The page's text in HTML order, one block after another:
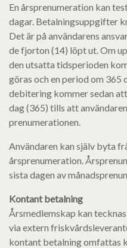
En årsprenumeration kan
dagar. Betalningsuppgifter
Det är på användarens
de fjorton (14) löpt ut. Om
den utsatta tidsperioden
göras och en period om 365
debitering kommer sedan
dag (365) tills att
prenumerationen.
Användaren kan själv byta
årsprenumeration.
sista dagen av
Kontant betalning
Årsmedlemskap kan
via extern
kontant betalning omfattas